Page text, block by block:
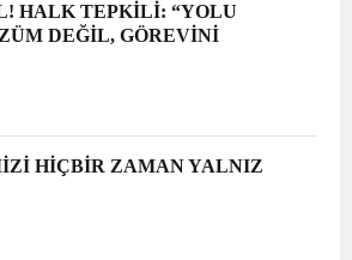
HALK TEPKİLİ: “YOLU
DEĞİL, GÖREVİNİ
HİÇBİR ZAMAN YALNIZ